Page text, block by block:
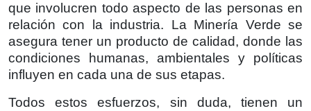
que involucren todo aspecto de las personas en
relación con la industria. La Minería Verde se
asegura tener un producto de calidad, donde las
condiciones humanas, ambientales y políticas
influyen en cada una de sus etapas.
Todos estos esfuerzos, sin duda, tienen un